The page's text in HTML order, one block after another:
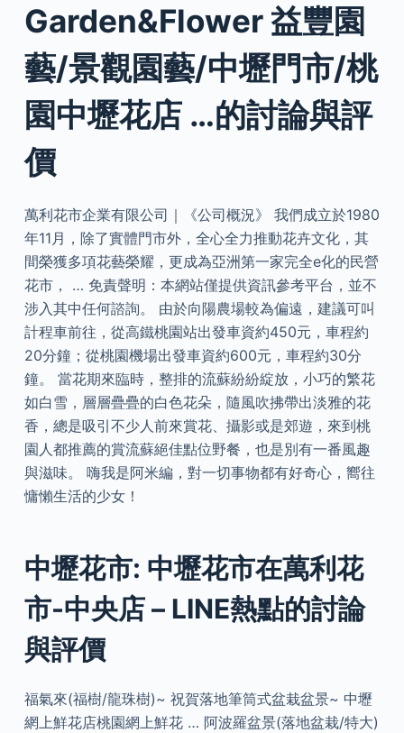
Garden&Flower 益豐園
藝/景觀園藝/中壢門市/桃
園中壢花店 …的討論與評
價
萬利花市企業有限公司｜《公司概況》 我們成立於1980
年11月，除了實體門市外，全心全力推動花卉文化，其
間榮獲多項花藝榮耀，更成為亞洲第一家完全e化的民營
花市， … 免責聲明：本網站僅提供資訊參考平台，並不
涉入其中任何諮詢。 由於向陽農場較為偏遠，建議可叫
計程車前往，從高鐵桃園站出發車資約450元，車程約
20分鐘；從桃園機場出發車資約600元，車程約30分
鐘。 當花期來臨時，整排的流蘇紛紛綻放，小巧的繁花
如白雪，層層疊疊的白色花朵，隨風吹拂帶出淡雅的花
香，總是吸引不少人前來賞花、攝影或是郊遊，來到桃
園人都推薦的賞流蘇絕佳點位野餐，也是別有一番風趣
與滋味。 嗨我是阿米編，對一切事物都有好奇心，嚮往
慵懶生活的少女！
中壢花市: 中壢花市在萬利花
市-中央店 – LINE熱點的討論
與評價
福氣來(福樹/龍珠樹)~ 祝賀落地筆筒式盆栽盆景~ 中壢
網上鮮花店桃園網上鮮花 … 阿波羅盆景(落地盆栽/特大)